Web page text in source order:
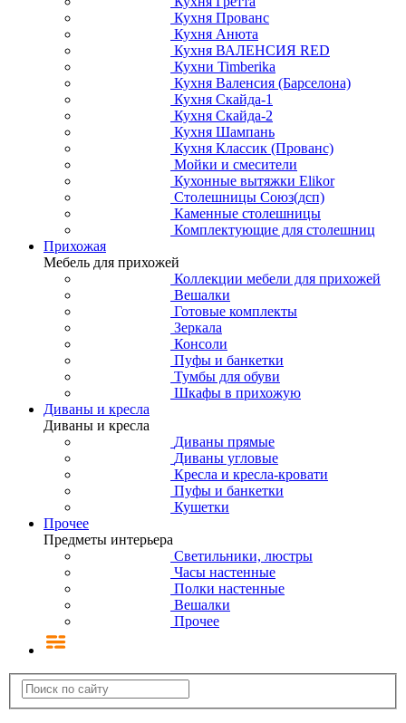
Кухня Прованс
Кухня Анюта
Кухня ВАЛЕНСИЯ RED
Кухни Timberika
Кухня Валенсия (Барселона)
Кухня Скайда-1
Кухня Скайда-2
Кухня Шампань
Кухня Классик (Прованс)
Мойки и смесители
Кухонные вытяжки Elikor
Столешницы Союз(дсп)
Каменные столешницы
Комплектующие для столешниц
Прихожая
Мебель для прихожей
Коллекции мебели для прихожей
Вешалки
Готовые комплекты
Зеркала
Консоли
Пуфы и банкетки
Тумбы для обуви
Шкафы в прихожую
Диваны и кресла
Диваны и кресла
Диваны прямые
Диваны угловые
Кресла и кресла-кровати
Пуфы и банкетки
Кушетки
Прочее
Предметы интерьера
Светильники, люстры
Часы настенные
Полки настенные
Вешалки
Прочее